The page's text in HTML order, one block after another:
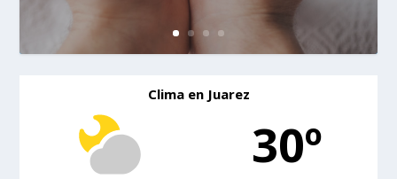
Clima en Juarez
30º